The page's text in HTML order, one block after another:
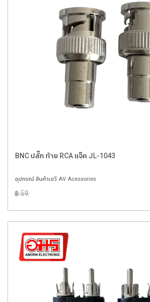
BNC ปลั๊ก ท้าย RCA แจ๊ค JL-1043
อุปกรณ์ สินค้าเอวี AV Acessories
฿ 59